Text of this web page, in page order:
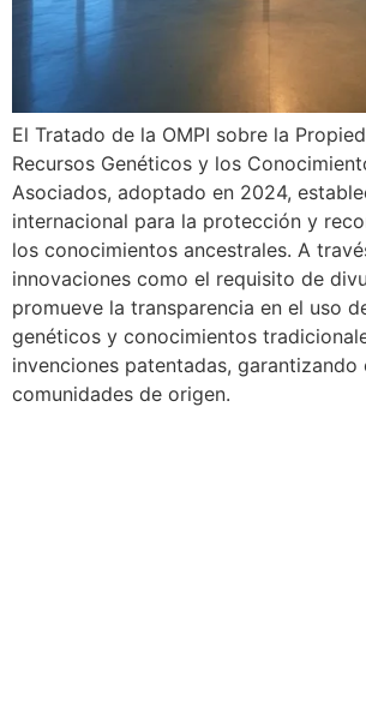
El Tratado de la OMPI sobre la
Recursos Genéticos y los
Asociados, adoptado en 2024,
internacional para la protección y
los conocimientos ancestrales. A
innovaciones como el requisito de
promueve la transparencia en el uso
genéticos y conocimientos
invenciones patentadas, garantizando
comunidades de origen.